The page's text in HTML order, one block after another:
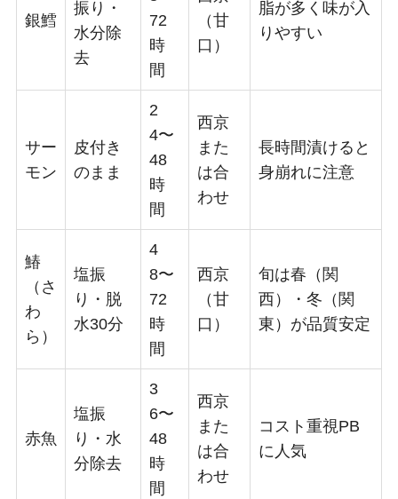
銀鱈
振り・
水分除
去
72
時
間
（甘
口）
脂が多く味が入
りやすい
サー
モン
皮付き
のまま
2
4〜
48
時
間
西京
また
は合
わせ
長時間漬けると
身崩れに注意
鰆
（さ
わ
ら）
塩振
り・脱
水30分
4
8〜
72
時
間
西京
（甘
口）
旬は春（関
西）・冬（関
東）が品質安定
赤魚
塩振
り・水
分除去
3
6〜
48
時
間
西京
また
は合
わせ
コスト重視PB
に人気